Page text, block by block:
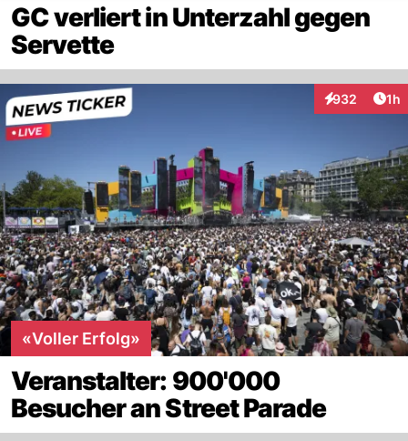
GC verliert in Unterzahl gegen
Servette
932
Interaktionen
1h
«Voller Erfolg»
Veranstalter: 900'000
Besucher an Street Parade